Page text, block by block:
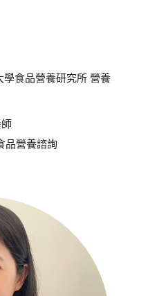
學食品營養研究所 營養
品營養諮詢